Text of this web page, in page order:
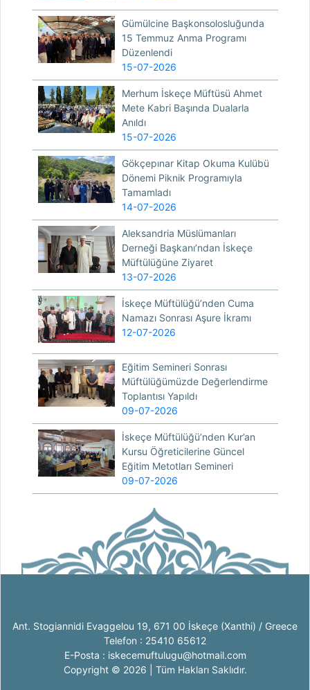
Gümülcine Başkonsolosluğunda
15 Temmuz Anma Programı
Düzenlendi
15-07-2026
Merhum İskeçe Müftüsü Ahmet
Mete Kabri Başında Dualarla
Anıldı
15-07-2026
Gökçepınar Kitap Okuma Kulübü
Dönemi Piknik Programıyla
Tamamladı
14-07-2026
Aleksandria Müslümanları
Derneği Başkanı’ndan İskeçe
Müftülüğüne Ziyaret
13-07-2026
İskeçe Müftülüğü’nden Cuma
Namazı Sonrası Aşure İkramı
12-07-2026
Eğitim Semineri Sonrası
Müftülüğümüzde Değerlendirme
Toplantısı Yapıldı
09-07-2026
İskeçe Müftülüğü’nden Kur’an
Kursu Öğreticilerine Güncel
Eğitim Metotları Semineri
09-07-2026
Ant. Stogiannidi Evaggelou 19, 671 00 İskeçe (Xanthi) / Greece
Telefon : 25410 65612
E-Posta : iskecemuftulugu@hotmail.com
Copyright © 2026 | Tüm Hakları Saklıdır.